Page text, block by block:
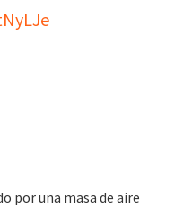
por una masa de aire